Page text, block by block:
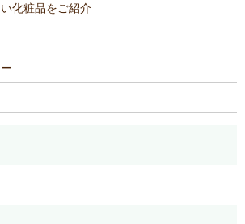
化粧品をご紹介